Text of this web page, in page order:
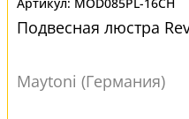
Подвесная люстра
Maytoni (Германия)